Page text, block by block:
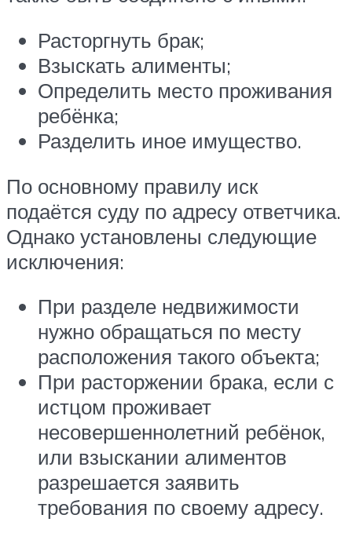
Расторгнуть брак;
Взыскать алименты;
Определить место проживания
ребёнка;
Разделить иное имущество.
По основному правилу иск
подаётся суду по адресу ответчика.
Однако установлены следующие
исключения:
При разделе недвижимости
нужно обращаться по месту
расположения такого объекта;
При расторжении брака, если с
истцом проживает
несовершеннолетний ребёнок,
или взыскании алиментов
разрешается заявить
требования по своему адресу.